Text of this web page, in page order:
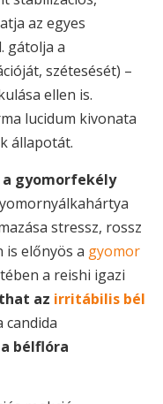
az egyes
gátolja a
szétesését) –
ellen is.
lucidum kivonata
állapotát.
gyomorfekély
stressz, rossz
is előnyös a gyomor
a reishi igazi
az irritábilis bél
candida
bélflóra